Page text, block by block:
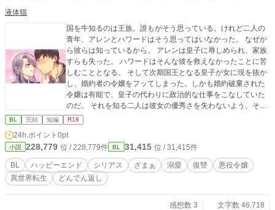
液体猫
国を牛知るのは王族。誰もがそう思っている。けれど二人の
青年、アレンとハワードはそう思ってはいなかった。 なぜか
ら彼らは知っているから。 アレンは皇子に辱しめられ、家族
すらも失った。 ハワードはそんな彼を救えなかったことに苦
しむこととなる。 そして次期国王となる皇子が女に現を抜か
し、婚約者の令嬢をフッてしまった。しかも婚約破棄された
令嬢は有能で、皇子の代わりに政治的な仕事をこなしていた
のだ。 それを知る二人は彼女の優秀さを失わないよう、そし
て自らの復讐とともに行動に出る。 けれどそれは思わぬ方
向へと進んでいき……真の黒幕へとたどり着くアレンとハワ
ード。二人は愛の力と腹黒さで、国に燻(くすぶ)る膿をたたき
だす。 ＊はエッなシーンつき
BL 完結 短編 R18
24h.ポイント 0pt
小説 228,779 位 / 228,779件 BL 31,415 位 / 31,415件
BL ハッピーエンド シリアス ざまぁ 溺愛 復讐
悪役令嬢
異世界転生
どんでん返し
感想数 3
文字数 46,718